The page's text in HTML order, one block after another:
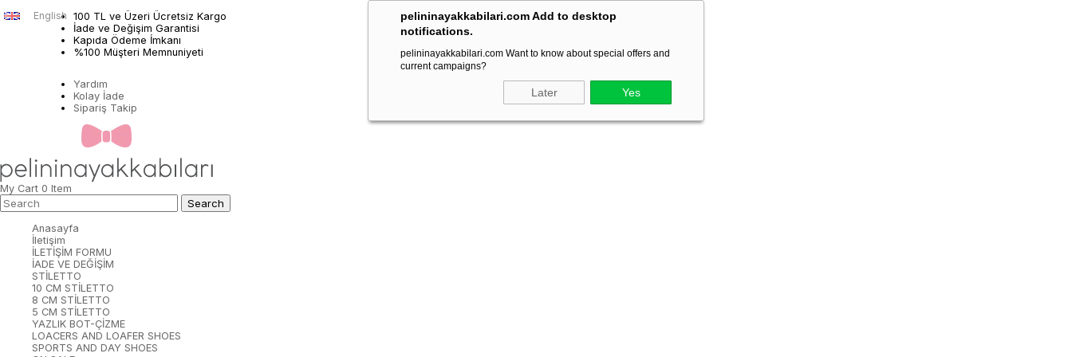
pelininayakkabilari.com Add to desktop
notifications.
pelininayakkabilari.com Want to know about special offers and
current campaigns?
Later Yes
100 TL ve Üzeri Ücretsiz Kargo
İade ve Değişim Garantisi
Kapıda Ödeme İmkanı
%100 Müşteri Memnuniyeti
Yardım
Kolay İade
Sipariş Takip
English
My Cart 0 Item
Anasayfa
İletişim
İLETİŞİM FORMU
İADE VE DEĞİŞİM
STİLETTO
10 CM STİLETTO
8 CM STİLETTO
5 CM STİLETTO
YAZLIK BOT-ÇİZME
LOACERS AND LOAFER SHOES
SPORTS AND DAY SHOES